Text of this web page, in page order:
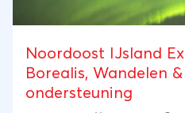
Noordoost IJsland
Borealis, Wandelen
ondersteuning